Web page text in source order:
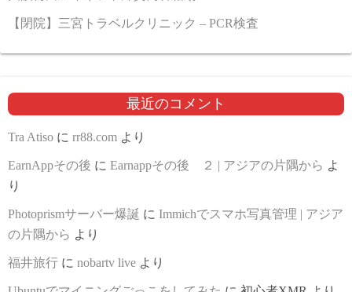
【閉院】三宮トラベルクリニック – PCR検査
最近のコメント
Tra Atiso に rr88.com より
EarnAppその後 に Earnappその後 ２ | アジアの片隅から よ
り
Photoprismサーバー爆誕 に Immichでスマホ写真管理 | アジア
の片隅から より
福井旅行 に nobartv live より